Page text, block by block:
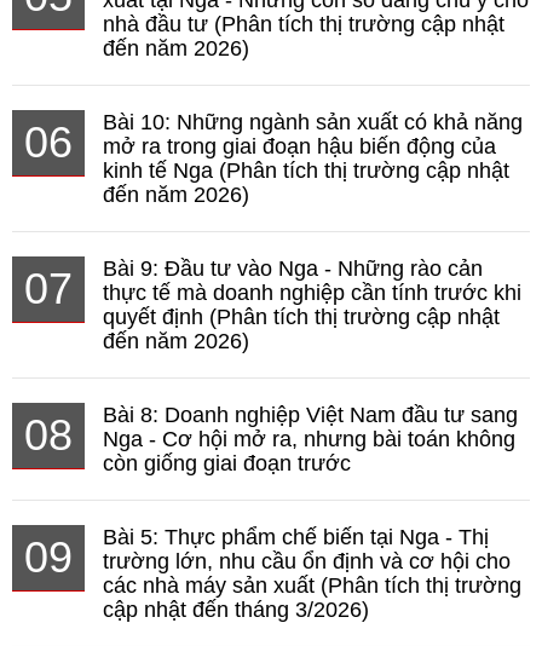
nhà đầu tư (Phân tích thị trường cập nhật
đến năm 2026)
06
Bài 10: Những ngành sản xuất có khả năng
mở ra trong giai đoạn hậu biến động của
kinh tế Nga (Phân tích thị trường cập nhật
đến năm 2026)
07
Bài 9: Đầu tư vào Nga - Những rào cản
thực tế mà doanh nghiệp cần tính trước khi
quyết định (Phân tích thị trường cập nhật
đến năm 2026)
08
Bài 8: Doanh nghiệp Việt Nam đầu tư sang
Nga - Cơ hội mở ra, nhưng bài toán không
còn giống giai đoạn trước
09
Bài 5: Thực phẩm chế biến tại Nga - Thị
trường lớn, nhu cầu ổn định và cơ hội cho
các nhà máy sản xuất (Phân tích thị trường
cập nhật đến tháng 3/2026)